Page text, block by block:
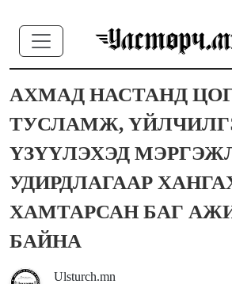
АХМАД НАСТАНД
ТУСЛАМЖ,
ҮЗҮҮЛЭХЭД
УДИРДЛАГААР
ХАМТАРСАН БАГ
БАЙНА
Ulsturch.mn